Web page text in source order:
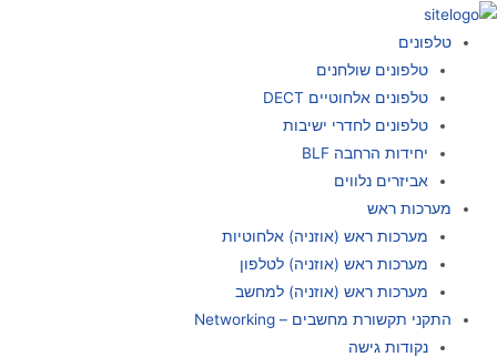
דילוג
לתוכן
טלפונים
טלפונים שולחנים
טלפונים אלחוטיים DECT
טלפונים לחדרי ישיבות
יחידות הרחבה BLF
אביזרים נלווים
מערכות ראש
מערכות ראש (אוזניה) אלחוטיות
מערכות ראש (אוזניה) לטלפון
מערכות ראש (אוזניה) למחשב
התקני תקשורת מחשבים – Networking
נקודות גישה